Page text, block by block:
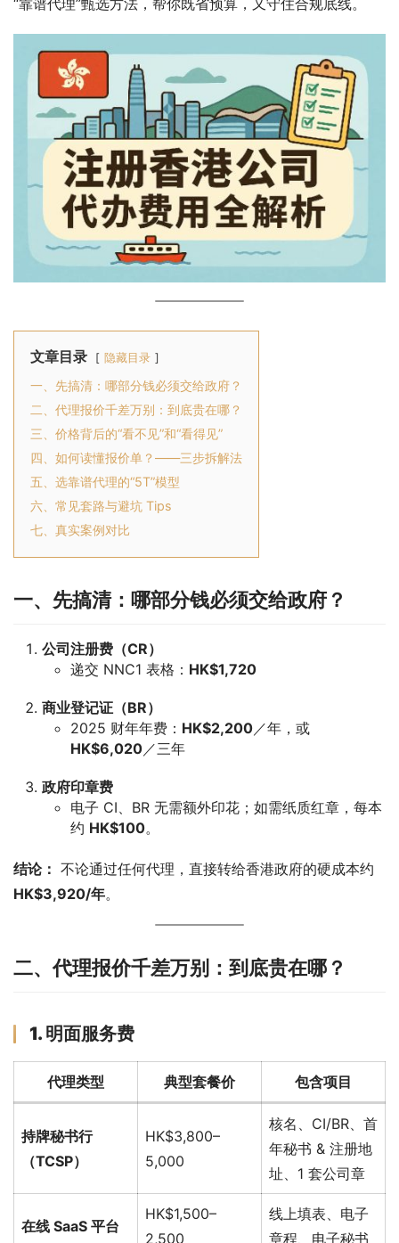
文章目录 隐藏目录
一、先搞清：哪部分钱必须交给政府？
二、代理报价千差万别：到底贵在哪？
三、价格背后的“看不见”和“看得见”
四、如何读懂报价单？——三步拆解法
五、选靠谱代理的“5T”模型
六、常见套路与避坑 Tips
七、真实案例对比
一、先搞清：哪部分钱必须交给政府？
公司注册费（CR）
递交 NNC1 表格： HK$1,720
商业登记证（BR）
2025 财年年费： HK$2,200 ／年，或
HK$6,020 ／三年
政府印章费
电子 CI、BR 无需额外印花；如需纸质红章，每本
约 HK$100。
结论：
HK$3,920/年。
二、代理报价千差万别：到底贵在哪？
1. 明面服务费
代理类型 典型套餐价 包含项目
持牌秘书行
（TCSP）
HK$3,800–
5,000
核名、CI/BR、首
年秘书 & 注册地
址、1 套公司章
在线 SaaS 平台
HK$1,500–
2,500
线上填表、电子
章程、电子秘书